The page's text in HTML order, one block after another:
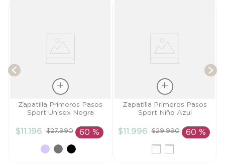
Talla
AÑADIR AL
CARRITO
Zapatilla Primeros Pasos
Sport Unisex Negra
$11 .196 $27.990 60 %
Talla
AÑADIR AL
CARRITO
Zapatilla Primeros Pasos
Sport Niño Azul
$11 .996 $29.990 60 %